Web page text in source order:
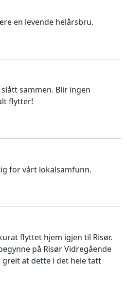
en levende helårsbru.
sammen. Blir ingen
flytter!
for vårt lokalsamfunn.
flyttet hjem igjen til Risør.
på Risør Vidregående
greit at dette i det hele tatt